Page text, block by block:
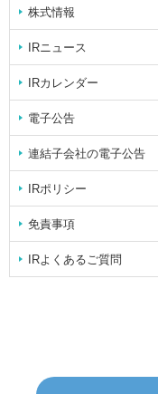
株式情報
IRニュース
IRカレンダー
電子公告
連結子会社の電子公告
IRポリシー
免責事項
IRよくあるご質問